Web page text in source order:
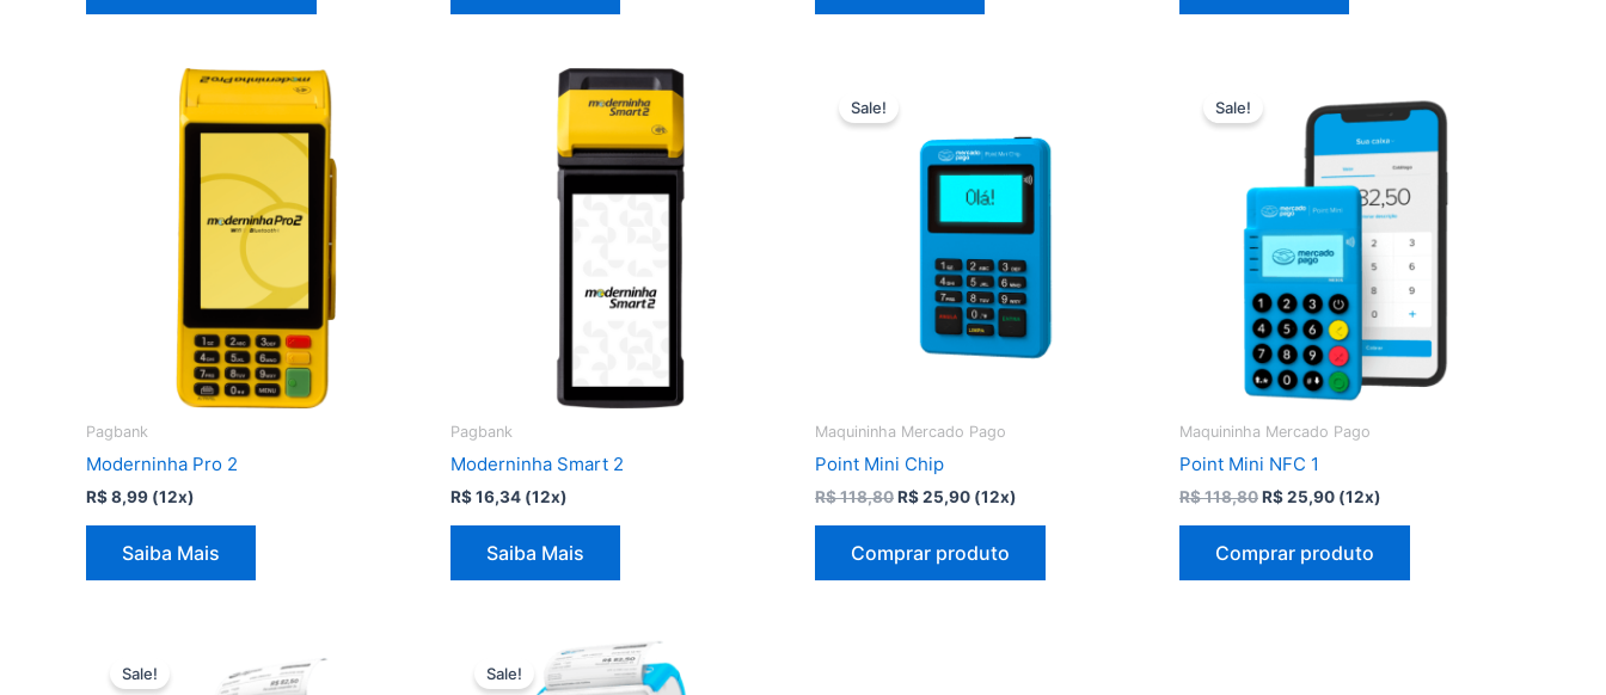
Pagbank
Moderninha Pro 2
R$8,99 (12x)
Saiba Mais
Pagbank
Moderninha Smart 2
R$16,34 (12x)
Saiba Mais
Sale!
Maquininha Mercado Pago
Point Mini Chip
R$118,80O
era:
R$ 118,80.
R$25,90O
é:
R$ 25,90.
(12x)
Comprar produto
Sale!
Maquininha Mercado Pago
Point Mini NFC 1
R$118,80O
era:
R$ 118,80.
R$25,90O
é:
R$ 25,90.
(12x)
Comprar produto
Sale! Sale!